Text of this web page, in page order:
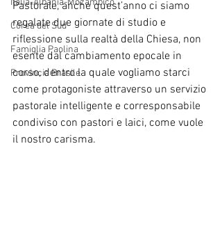
Italia-Albania-Mozambico
Corea del Sud
Famiglia Paolina
Provincia Brasile
Pastorale, anche quest’anno ci siamo
regalate due giornate di studio e
riflessione sulla realtà della Chiesa, non
esente dal cambiamento epocale in
corso, dentro la quale vogliamo starci
come protagoniste attraverso un servizio
pastorale intelligente e corresponsabile
condiviso con pastori e laici, come vuole
il nostro carisma.